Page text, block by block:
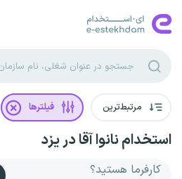
مرتبط‌ترین فیلترها
استخدام نانوا آقا در یزد
کارفرما هستید؟